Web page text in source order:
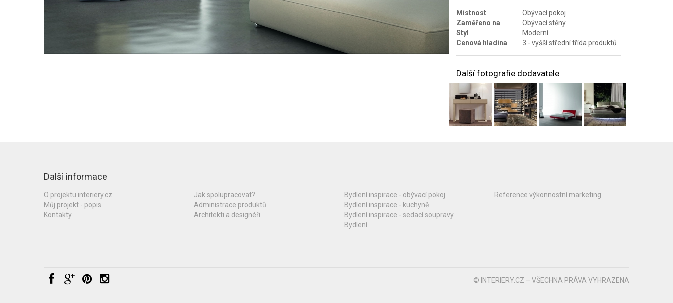
Místnost
Obývací pokoj
Zaměřeno na
Obývací stěny
Styl
Moderní
Cenová hladina
3 - vyšší střední třída produktů
Další fotografie dodavatele
Další informace
O projektu interiery.cz
Můj projekt - popis
Kontakty
Jak spolupracovat?
Administrace produktů
Architekti a designéři
Bydlení inspirace - obývací pokoj
Bydlení inspirace - kuchyně
Bydlení inspirace - sedací soupravy
Bydlení
Reference výkonnostní marketing
© INTERIERY.CZ – VŠECHNA PRÁVA VYHRAZENA